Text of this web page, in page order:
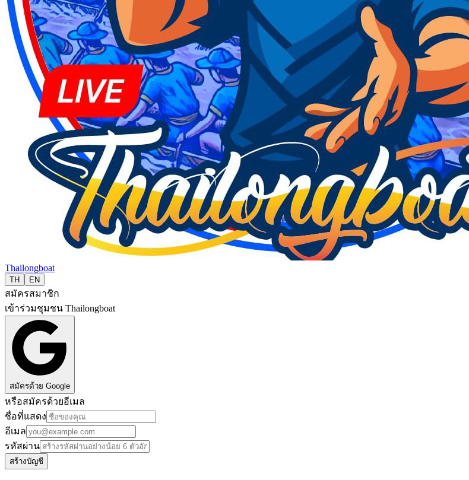
Thailongboat
TH EN
สมัครสมาชิก
เข้าร่วมชุมชน Thailongboat
สมัครด้วย Google
หรือสมัครด้วยอีเมล
ชื่อที่แสดง
อีเมล
รหัสผ่าน
สร้างบัญชี